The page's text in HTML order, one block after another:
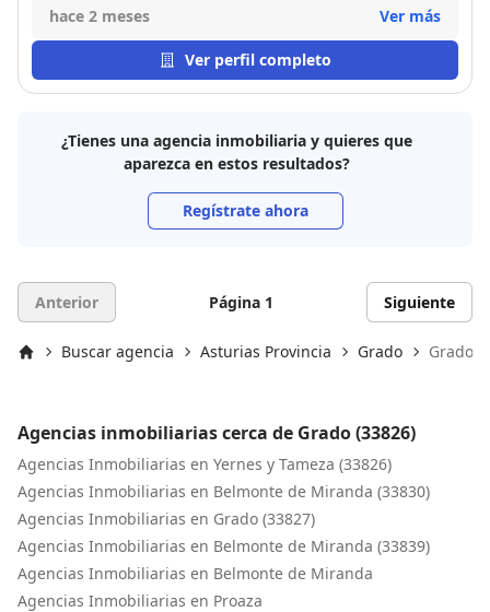
publicar y vender el piso que tenia en propiedad.
tenerme al tanto de todo en cada momento y
hacerme las cosas mas faciles. Por lo tanto
hace 2 meses Ver más
Ver perfil completo
¿Tienes una agencia inmobiliaria y quieres que
aparezca en estos resultados?
Regístrate ahora
Anterior Página 1 Siguiente
Buscar agencia Asturias Provincia Grado Grado
Agencias inmobiliarias cerca de Grado (33826)
Agencias Inmobiliarias en Yernes y Tameza (33826)
Agencias Inmobiliarias en Belmonte de Miranda (33830)
Agencias Inmobiliarias en Grado (33827)
Agencias Inmobiliarias en Belmonte de Miranda (33839)
Agencias Inmobiliarias en Belmonte de Miranda
Agencias Inmobiliarias en Proaza